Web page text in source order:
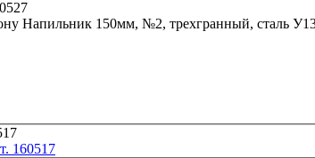
Напильник 150мм, №2, трехгранный, сталь
160517